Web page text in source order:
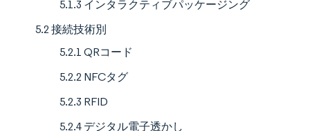
5.1.3 インタラクティブパッケージング
5.2 接続技術別
5.2.1 QRコード
5.2.2 NFCタグ
5.2.3 RFID
5.2.4 デジタル電子透かし